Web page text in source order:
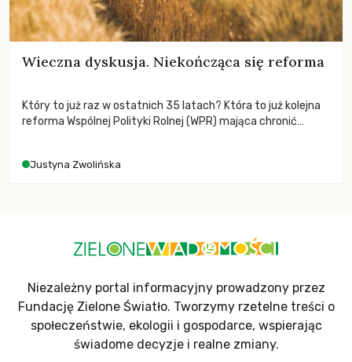
Wieczna dyskusja. Niekończąca się reforma
Który to już raz w ostatnich 35 latach? Która to już kolejna
reforma Wspólnej Polityki Rolnej (WPR) mająca chronić
Justyna Zwolińska
Niezależny portal informacyjny prowadzony przez
Fundację Zielone Światło. Tworzymy rzetelne treści o
społeczeństwie, ekologii i gospodarce, wspierając
świadome decyzje i realne zmiany.